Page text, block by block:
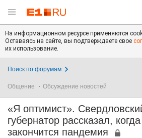
На информационном ресурсе применяются
Оставаясь на сайте, вы подтверждаете свое
их использование.
Поиск по форумам
Общение Обсуждение новостей
«Я оптимист».
губернатор рассказал, когда
закончится пандемия